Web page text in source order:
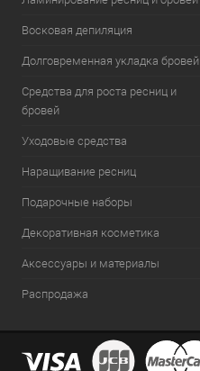
Восковая депиляция
Долговременная укладка бровей
Средства для роста ресниц и
бровей
Уходовые средства
Наращивание ресниц
Подарочные наборы
Декоративная косметика
Аксессуары и материалы
Распродажа